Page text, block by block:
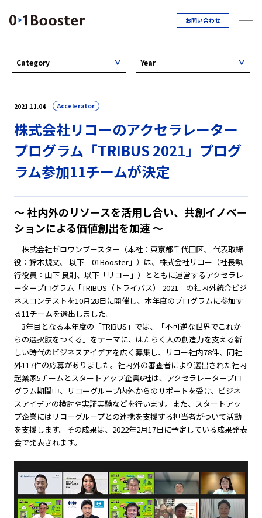
お問い合わせ
2021.11.04 Accelerator
株式会社リコーのアクセラレーター
プログラム「TRIBUS 2021」プログ
ラム参加11チームが決定
～ 社内外のリソースを活用し合い、共創イノベー
ションによる価値創出を加速 ～
株式会社ゼロワンブースター（本社：東京都千代田区、 代表取締
役：鈴木規文、 以下「01Booster」）は、株式会社リコー（社長執
行役員：山下 良則、以下「リコー」）とともに運営するアクセラレ
ータープログラム「TRIBUS（トライバス） 2021」の社内外統合ビジ
ネスコンテストを10月28日に開催し、本年度のプログラムに参加す
る11チームを選出しました。
3年目となる本年度の「TRIBUS」では、「不可逆な世界でこれか
らの選択肢をつくる」をテーマに、はたらく人の創造力を支える新
しい時代のビジネスアイデアを広く募集し、リコー社内78件、同社
外117件の応募がありました。社内外の審査者により選出された社内
起業家5チームとスタートアップ企業6社は、アクセラレータープロ
グラム期間中、リコーグループ内外からのサポートを受け、ビジネ
スアイデアの検討や実証実験などを行います。また、スタートアッ
プ企業にはリコーグループとの連携を支援する担当者がついて活動
を支援します。その成果は、2022年2月17日に予定している成果発表
会で発表されます。
Category Year